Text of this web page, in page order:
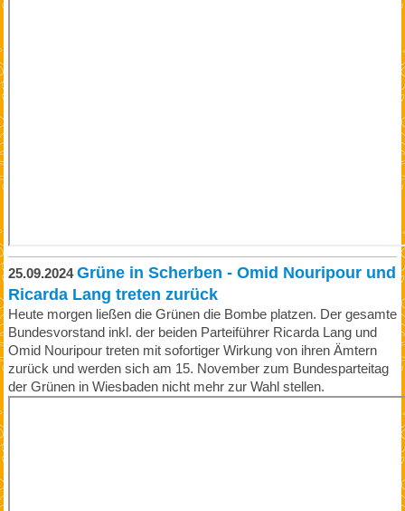
25.09.2024Grüne in Scherben - Omid Nouripour und
Ricarda Lang treten zurück
Heute morgen ließen die Grünen die Bombe platzen. Der gesamte
Bundesvorstand inkl. der beiden Parteiführer Ricarda Lang und
Omid Nouripour treten mit sofortiger Wirkung von ihren Ämtern
zurück und werden sich am 15. November zum Bundesparteitag
der Grünen in Wiesbaden nicht mehr zur Wahl stellen.